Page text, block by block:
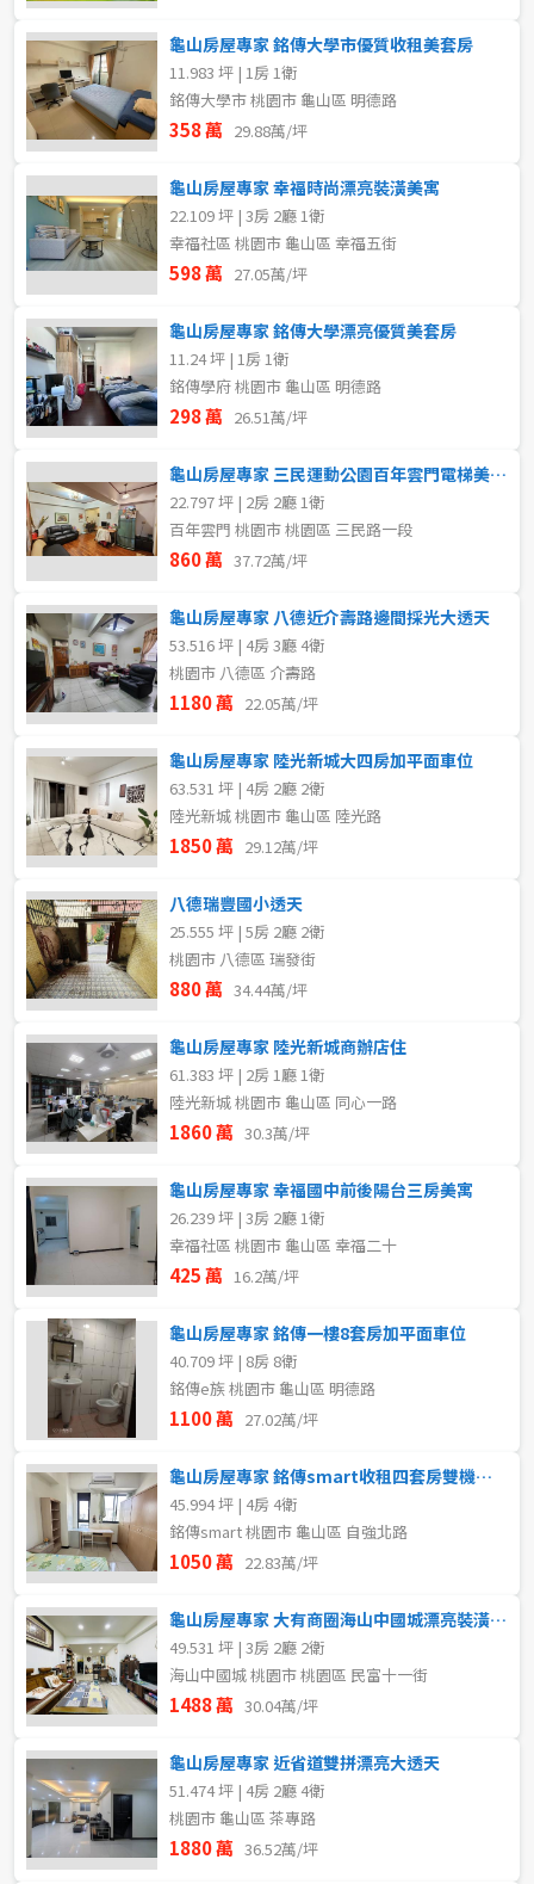
龜山房屋專家 銘傳大學市優質收租美套房
11.983 坪 | 1房 1衛
銘傳大學市 桃園市 龜山區 明德路
358 萬 29.88萬/坪
龜山房屋專家 幸福時尚漂亮裝潢美寓
22.109 坪 | 3房 2廳 1衛
幸福社區 桃園市 龜山區 幸福五街
598 萬 27.05萬/坪
龜山房屋專家 銘傳大學漂亮優質美套房
11.24 坪 | 1房 1衛
銘傳學府 桃園市 龜山區 明德路
298 萬 26.51萬/坪
龜山房屋專家 三民運動公園百年雲門電梯美二房
22.797 坪 | 2房 2廳 1衛
百年雲門 桃園市 桃園區 三民路一段
860 萬 37.72萬/坪
龜山房屋專家 八德近介壽路邊間採光大透天
53.516 坪 | 4房 3廳 4衛
桃園市 八德區 介壽路
1180 萬 22.05萬/坪
龜山房屋專家 陸光新城大四房加平面車位
63.531 坪 | 4房 2廳 2衛
陸光新城 桃園市 龜山區 陸光路
1850 萬 29.12萬/坪
八德瑞豐國小透天
25.555 坪 | 5房 2廳 2衛
桃園市 八德區 瑞發街
880 萬 34.44萬/坪
龜山房屋專家 陸光新城商辦店住
61.383 坪 | 2房 1廳 1衛
陸光新城 桃園市 龜山區 同心一路
1860 萬 30.3萬/坪
龜山房屋專家 幸福國中前後陽台三房美寓
26.239 坪 | 3房 2廳 1衛
幸福社區 桃園市 龜山區 幸福二十
425 萬 16.2萬/坪
龜山房屋專家 銘傳一樓8套房加平面車位
40.709 坪 | 8房 8衛
銘傳e族 桃園市 龜山區 明德路
1100 萬 27.02萬/坪
龜山房屋專家 銘傳smart收租四套房雙機械車位
45.994 坪 | 4房 4衛
銘傳smart 桃園市 龜山區 自強北路
1050 萬 22.83萬/坪
龜山房屋專家 大有商圈海山中國城漂亮裝潢三房車
49.531 坪 | 3房 2廳 2衛
海山中國城 桃園市 桃園區 民富十一街
1488 萬 30.04萬/坪
龜山房屋專家 近省道雙拼漂亮大透天
51.474 坪 | 4房 2廳 4衛
桃園市 龜山區 茶專路
1880 萬 36.52萬/坪